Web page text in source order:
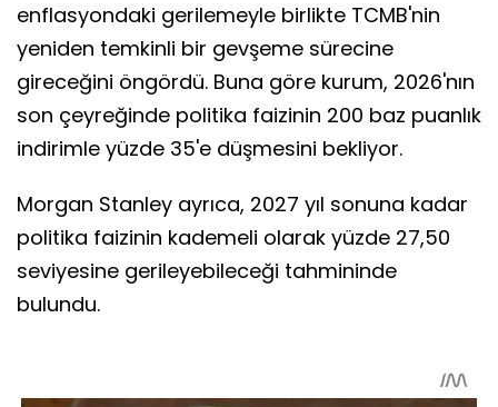
enflasyondaki gerilemeyle birlikte TCMB'nin
yeniden temkinli bir gevşeme sürecine
gireceğini öngördü. Buna göre kurum, 2026'nın
son çeyreğinde politika faizinin 200 baz puanlık
indirimle yüzde 35'e düşmesini bekliyor.
Morgan Stanley ayrıca, 2027 yıl sonuna kadar
politika faizinin kademeli olarak yüzde 27,50
seviyesine gerileyebileceği tahmininde
bulundu.